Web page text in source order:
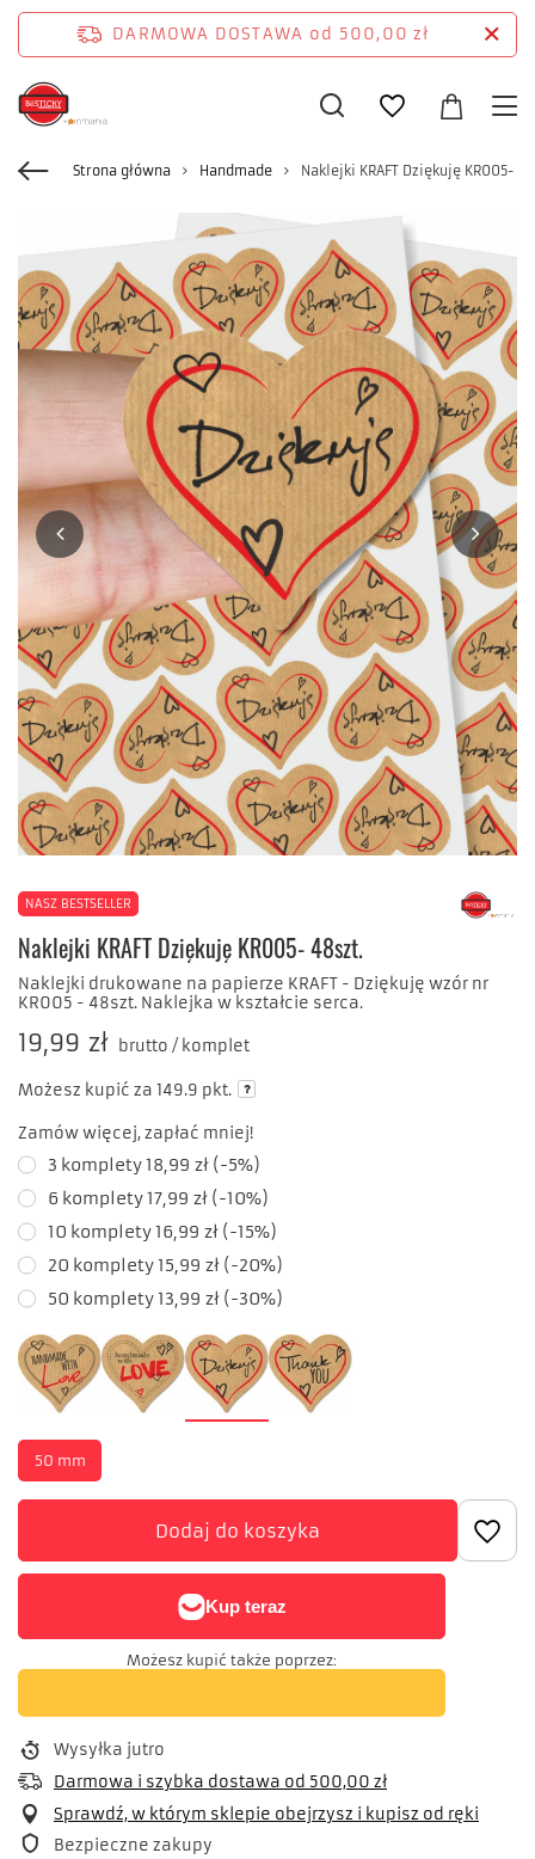
DARMOWA DOSTAWA od 500,00 zł
Strona główna Handmade Naklejki KRAFT Dziękuję KR005-
NASZ BESTSELLER
Naklejki KRAFT Dziękuję KR005- 48szt.
Naklejki drukowane na papierze KRAFT - Dziękuję wzór nr
KR005 - 48szt. Naklejka w kształcie serca.
50 mm
19,99 zł brutto / komplet
Możesz kupić za 149.9 pkt.
Dodaj do koszyka
Możesz kupić także poprzez:
Zamów więcej, zapłać mniej!
3 komplety18,99 zł (-5%)
6 komplety17,99 zł (-10%)
10 komplety16,99 zł (-15%)
20 komplety15,99 zł (-20%)
50 komplety13,99 zł (-30%)
Wysyłka jutro
Darmowa i szybka dostawa od 500,00 zł
Sprawdź, w którym sklepie obejrzysz i kupisz od ręki
Bezpieczne zakupy